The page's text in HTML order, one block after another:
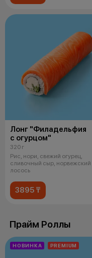
Лонг "Филадельфия
с огурцом"
320 г
Рис, нори, свежий огурец,
сливочный сыр, норвежский
лосось
3895 ₸
Прайм Роллы
НОВИНКА PREMIUM